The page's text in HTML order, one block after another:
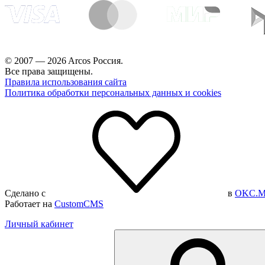
© 2007 — 2026 Arcos Россия.
Все права защищены.
Правила использования сайта
Политика обработки персональных данных и cookies
Сделано с в
Работает на CustomCMS
Личный кабинет